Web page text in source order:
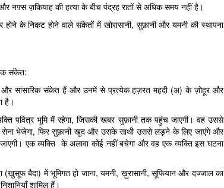
नफ़्स ज़कियाह की हत्या के बीच पंद्रह रातों से अधिक समय नहीं है।
के निकट होने वाले संकेतों में खोरासानी, सुफ़ानी और यमनी की स्थापना
संकेत:
और सांसारिक संकेत हैं और उनमें से प्रत्येक हज़रत महदी (अ) के ज़ोहूर और
है।
पवित्र भूमि में रहेगा, जिसकी खबर सुफ़ानी तक पहुंच जाएगी। वह उससे
भेजेगा, फिर सुफ़ानी खुद और उसके साथी उससे लड़ने के लिए जाएंगे और
एक व्यक्ति के अलावा कोई नहीं बचेगा और वह एक व्यक्ति इस घटना
(खुसूफ बैदा) में भूमिगत हो जाना, यमनी, ख़ुरासानी, सूफियान और दज्जाल का
शामिल हैं।